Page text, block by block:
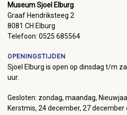
Museum Sjoel Elburg
Graaf Hendriksteeg 2
8081 CH Elburg
Telefoon: 0525 685564
OPENINGSTIJDEN
Sjoel Elburg is open op dinsdag t/m
uur.
Gesloten: zondag, maandag,
Kerstmis, 24 december, 27 december